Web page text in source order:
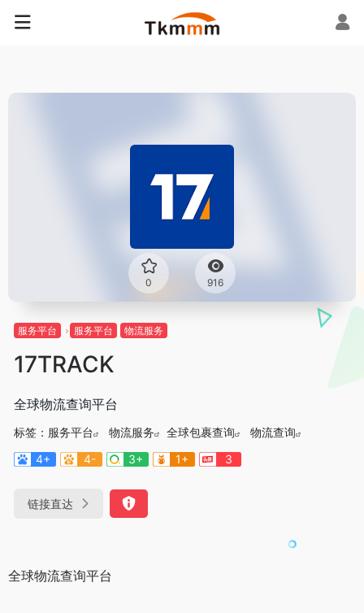
0 916
服务平台 服务平台 物流服务
17TRACK
全球物流查询平台
标签： 服务平台 物流服务 全球包裹查询
物流查询
4+
4- 3+ 1+ 3
链接直达
全球物流查询平台